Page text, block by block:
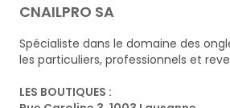
CNAILPRO SA
Spécialiste dans le domaine des
les particuliers, professionnels et
LES BOUTIQUES :